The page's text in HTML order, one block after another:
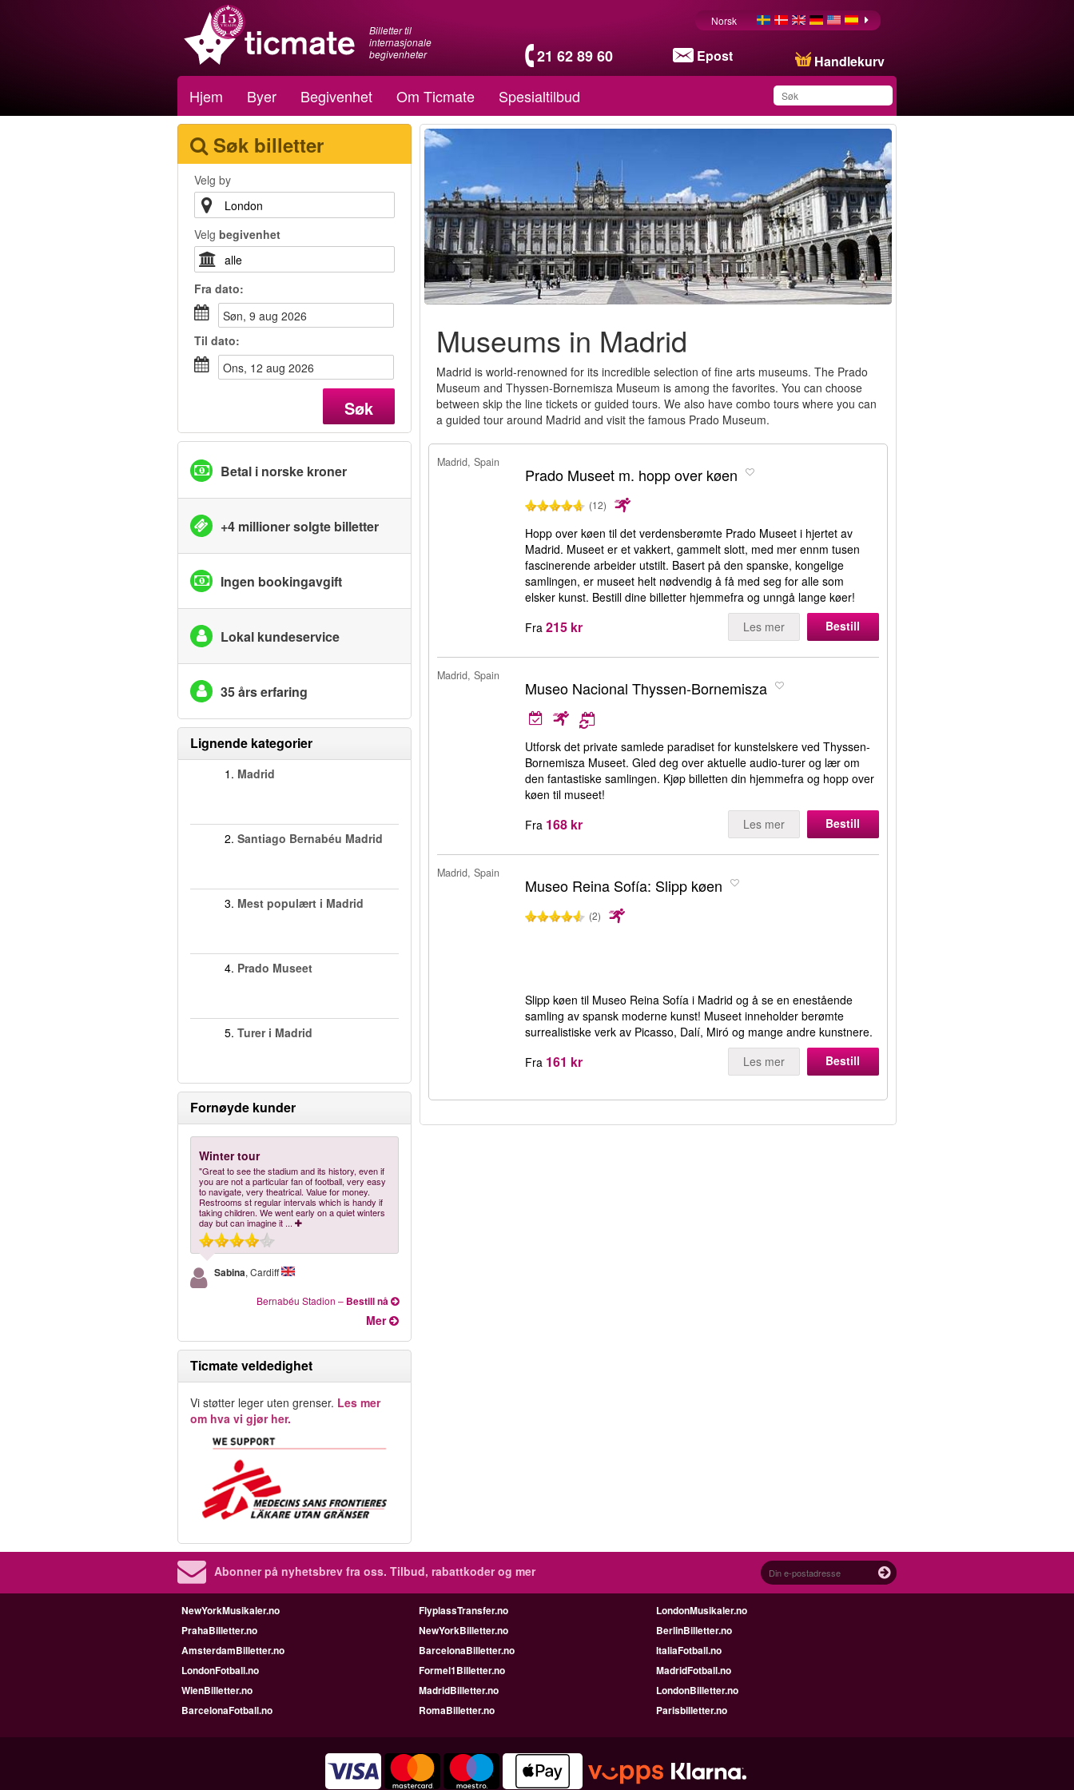
Billetter til
internasjonale
begivenheter
21 62 89 60 Epost Handlekurv
Norsk
Hjem Byer Begivenhet Om Ticmate Spesialtilbud
produktet på listen din
Søk billetter
Velg by
Velg begivenhet
Fra dato:
søn, 9 aug 2026
Til dato:
ons, 12 aug 2026
Søk
Betal i norske kroner
+4 millioner solgte billetter
Ingen bookingavgift
Lokal kundeservice
35 års erfaring
Lignende kategorier
1. Madrid
2. Santiago Bernabéu Madrid
3. Mest populært i Madrid
4. Prado Museet
5. Turer i Madrid
Fornøyde kunder
Winter tour
"Great to see the stadium and its history, even if
you are not a particular fan of football, very easy
to navigate, very theatrical. Value for money.
Restrooms st regular intervals which is handy if
taking children. We went early on a quiet winters
day but can imagine it ...
Sabina, Cardiff
Bernabéu Stadion– Bestill nå
Mer
Ticmate veldedighet
Vi støtter leger uten grenser. Les mer
om hva vi gjør her.
Museums in Madrid
Madrid is world-renowned for its incredible selection of fine arts museums. The Prado
Museum and Thyssen-Bornemisza Museum is among the favorites. You can choose
between skip the line tickets or guided tours. We also have combo tours where you can
a guided tour around Madrid and visit the famous Prado Museum.
Madrid, Spain
Prado Museet m. hopp over køen
(12)
Hopp over køen til det verdensberømte Prado Museet i hjertet av
Madrid. Museet er et vakkert, gammelt slott, med mer ennm tusen
fascinerende arbeider utstilt. Basert på den spanske, kongelige
samlingen, er museet helt nødvendig å få med seg for alle som
elsker kunst. Bestill dine billetter hjemmefra og unngå lange køer!
Fra 215 kr Les mer Bestill
Madrid, Spain
Museo Nacional Thyssen-Bornemisza
Utforsk det private samlede paradiset for kunstelskere ved Thyssen-
Bornemisza Museet. Gled deg over aktuelle audio-turer og lær om
den fantastiske samlingen. Kjøp billetten din hjemmefra og hopp over
køen til museet!
Fra 168 kr Les mer Bestill
Madrid, Spain
Museo Reina Sofía: Slipp køen
(2)
Slipp køen til Museo Reina Sofía i Madrid og å se en enestående
samling av spansk moderne kunst! Museet inneholder berømte
surrealistiske verk av Picasso, Dalí, Miró og mange andre kunstnere.
Fra 161 kr Les mer Bestill
Abonner på nyhetsbrev fra oss. Tilbud, rabattkoder og mer
NewYorkMusikaler.no FlyplassTransfer.no
LondonMusikaler.no
PrahaBilletter.no
NewYorkBilletter.no
BerlinBilletter.no
AmsterdamBilletter.no
BarcelonaBilletter.no
ItaliaFotball.no
LondonFotball.no
Formel1Billetter.no
MadridFotball.no
WienBilletter.no
MadridBilletter.no
LondonBilletter.no
BarcelonaFotball.no
RomaBilletter.no Parisbilletter.no